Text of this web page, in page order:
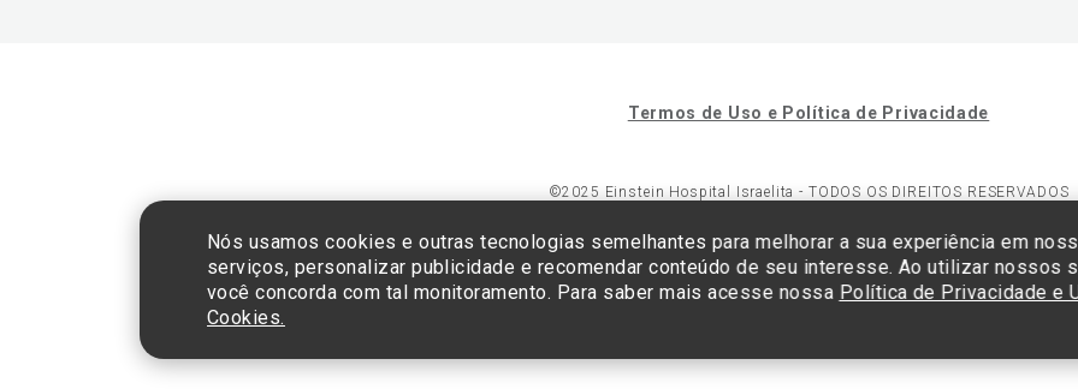
Termos de Uso e Política de Privacidade
©2025 Einstein Hospital Israelita - TODOS OS DIREITOS RESERVADOS
Nós usamos cookies e outras tecnologias semelhantes para melhorar a sua experiência em
serviços, personalizar publicidade e recomendar conteúdo de seu interesse. Ao utilizar nossos
você concorda com tal monitoramento. Para saber mais acesse nossa Política de Privacidade e
Cookies.